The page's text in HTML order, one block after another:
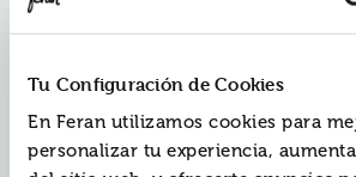
Tu Configuración de Cookies
En Feran utilizamos cookies para
personalizar tu experiencia,
¿quién hará reír a la
Ref. ZZZ-7766399
ISBN:9788417766399